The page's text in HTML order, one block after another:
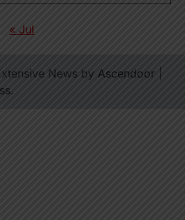
« Jul
News by Ascendoor
.